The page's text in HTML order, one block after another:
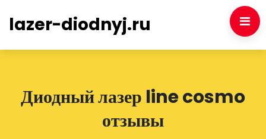
lazer-diodnyj.ru
Диодный лазер line cosmo
отзывы